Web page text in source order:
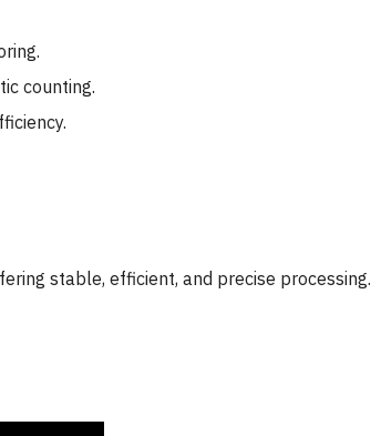
counting.
stable, efficient, and precise processing.